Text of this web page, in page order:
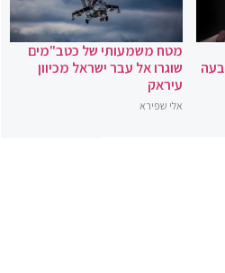
מטח משמעותי של כטב"מים
שוגרו אל עבר ישראל מכיוון
עיראק
אלי שפירא